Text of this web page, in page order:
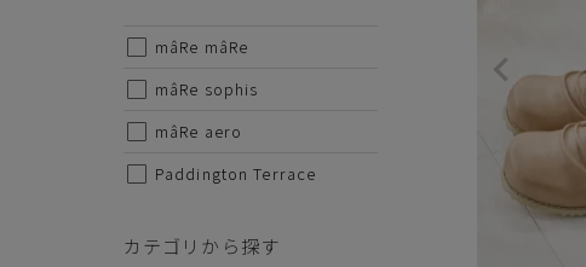
※こちらの
何卒ご理解
mâRe mâRe
mâRe sophis
mâRe aero
Paddington Terrace
カテゴリから探す
22.5cm
ヒ